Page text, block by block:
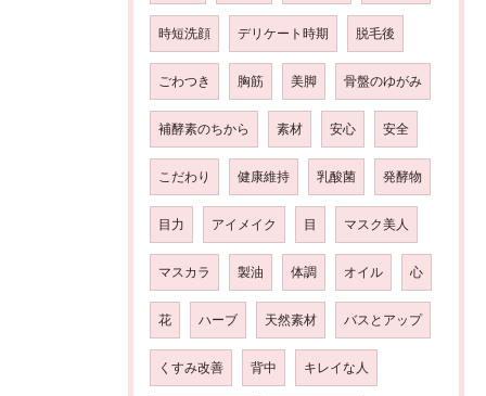
時短洗顔 デリケート時期 脱毛後
ごわつき 胸筋 美脚 骨盤のゆがみ
補酵素のちから 素材 安心 安全
こだわり 健康維持 乳酸菌 発酵物
目力 アイメイク 目 マスク美人
マスカラ 製油 体調 オイル 心
花 ハーブ 天然素材 バスとアップ
くすみ改善 背中 キレイな人